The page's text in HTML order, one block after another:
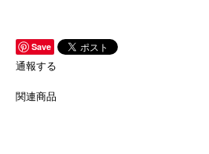
Save
通報する
関連商品